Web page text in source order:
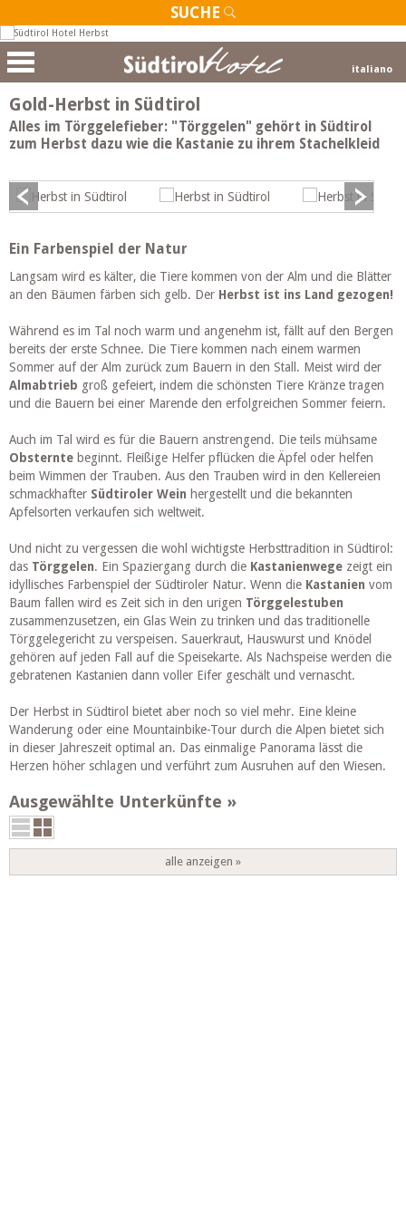
SUCHE
italiano
Gold-Herbst in Südtirol
Alles im Törggelefieber: "Törggelen" gehört in Südtirol
zum Herbst dazu wie die Kastanie zu ihrem Stachelkleid
Ein Farbenspiel der Natur
Langsam wird es kälter, die Tiere kommen von der Alm und die Blätter
an den Bäumen färben sich gelb. Der Herbst ist ins Land gezogen!
Während es im Tal noch warm und angenehm ist, fällt auf den Bergen
bereits der erste Schnee. Die Tiere kommen nach einem warmen
Sommer auf der Alm zurück zum Bauern in den Stall. Meist wird der
Almabtrieb groß gefeiert, indem die schönsten Tiere Kränze tragen
und die Bauern bei einer Marende den erfolgreichen Sommer feiern.
Auch im Tal wird es für die Bauern anstrengend. Die teils mühsame
Obsternte beginnt. Fleißige Helfer pflücken die Äpfel oder helfen
beim Wimmen der Trauben. Aus den Trauben wird in den Kellereien
schmackhafter Südtiroler Wein hergestellt und die bekannten
Apfelsorten verkaufen sich weltweit.
Und nicht zu vergessen die wohl wichtigste Herbsttradition in Südtirol:
das Törggelen. Ein Spaziergang durch die Kastanienwege zeigt ein
idyllisches Farbenspiel der Südtiroler Natur. Wenn die Kastanien vom
Baum fallen wird es Zeit sich in den urigen Törggelestuben
zusammenzusetzen, ein Glas Wein zu trinken und das traditionelle
Törggelegericht zu verspeisen. Sauerkraut, Hauswurst und Knödel
gehören auf jeden Fall auf die Speisekarte. Als Nachspeise werden die
gebratenen Kastanien dann voller Eifer geschält und vernascht.
Der Herbst in Südtirol bietet aber noch so viel mehr. Eine kleine
Wanderung oder eine Mountainbike-Tour durch die Alpen bietet sich
in dieser Jahreszeit optimal an. Das einmalige Panorama lässt die
Herzen höher schlagen und verführt zum Ausruhen auf den Wiesen.
Ausgewählte Unterkünfte
alle anzeigen »